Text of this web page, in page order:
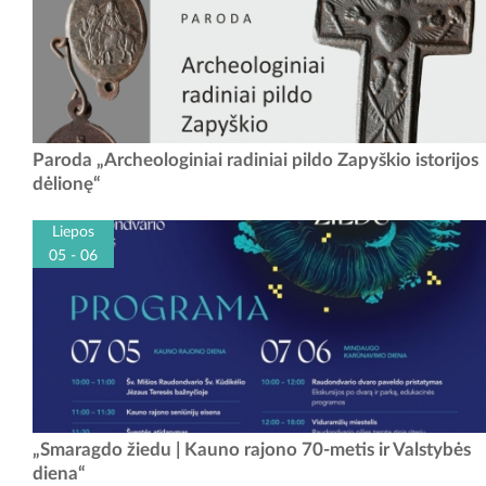
Tai jau trečioji iš aštuonių planuojamų parodų, kuriose eksponuojami
Pakaunės krašto archeologijos radiniai saugomi Vytauto didžiojo karo
Paroda „Archeologiniai radiniai pildo Zapyškio istorijos
dėlionę“
Liepos
05 - 06
„Smaragdo žiedu | Kauno rajono 70-metis ir Valstybės
diena“